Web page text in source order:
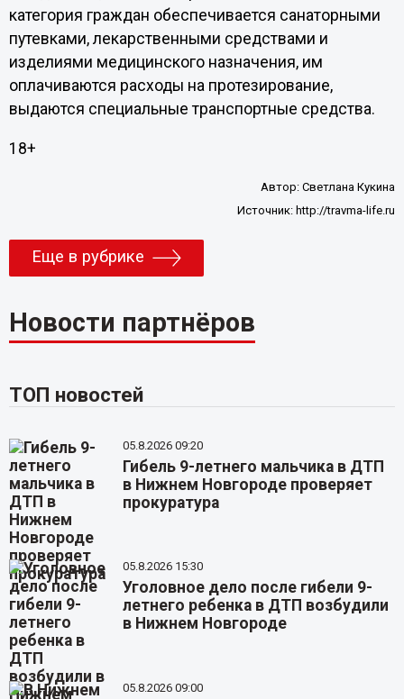
категория граждан обеспечивается санаторными
путевками, лекарственными средствами и
изделиями медицинского назначения, им
оплачиваются расходы на протезирование,
выдаются специальные транспортные средства.
18+
Автор:Светлана Кукина
Источник: http://travma-life.ru
Еще в рубрике
Новости партнёров
ТОП новостей
05.8.2026 09:20
Гибель 9-летнего мальчика в ДТП
в Нижнем Новгороде проверяет
прокуратура
05.8.2026 15:30
Уголовное дело после гибели 9-
летнего ребенка в ДТП возбудили
в Нижнем Новгороде
05.8.2026 09:00